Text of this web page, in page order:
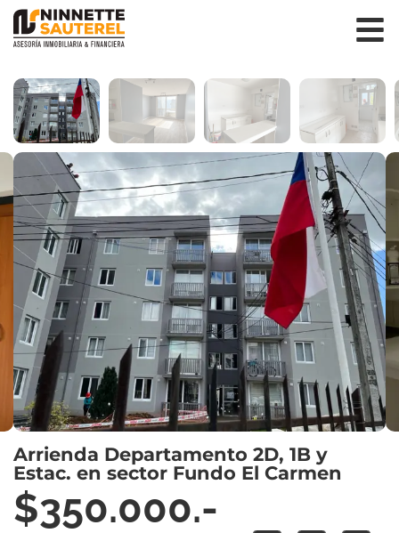
Arrienda Departamento 2D, 1B y
Estac. en sector Fundo El Carmen
$350.000.-